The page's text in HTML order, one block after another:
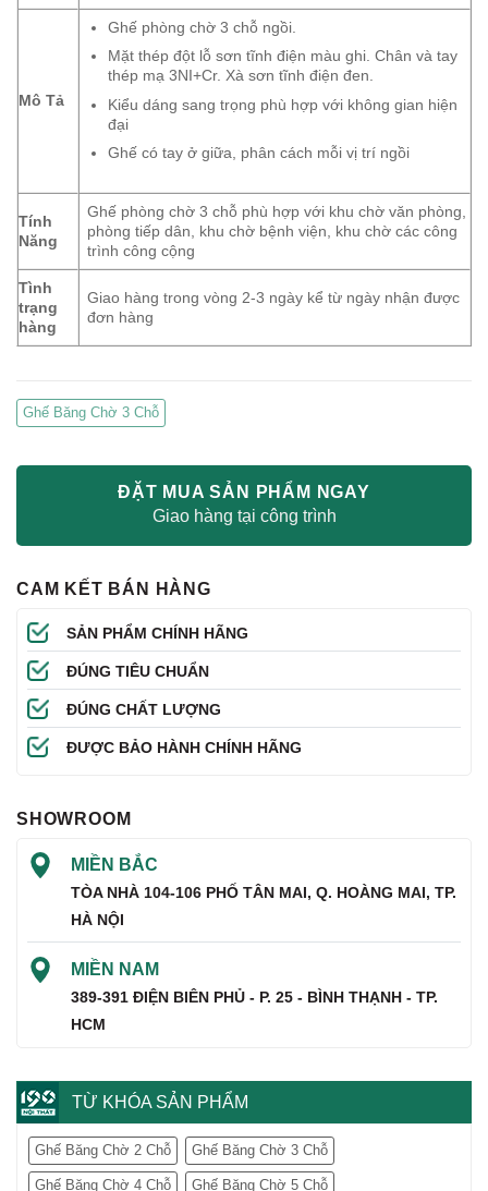
Mô Tả
Ghế phòng chờ 3 chỗ ngồi.
Mặt thép đột lỗ sơn tĩnh điện màu ghi. Chân và tay
thép mạ 3NI+Cr. Xà sơn tĩnh điện đen.
Kiểu dáng sang trọng phù hợp với không gian hiện
đại
Ghế có tay ở giữa, phân cách mỗi vị trí ngồi
Tính
Năng
Ghế phòng chờ 3 chỗ phù hợp với khu chờ văn phòng,
phòng tiếp dân, khu chờ bệnh viện, khu chờ các công
trình công cộng
Tình
trạng
hàng
Giao hàng trong vòng 2-3 ngày kể từ ngày nhận được
đơn hàng
Ghế Băng Chờ 3 Chỗ
ĐẶT MUA SẢN PHẨM NGAY
Giao hàng tại công trình
CAM KẾT BÁN HÀNG
SẢN PHẨM CHÍNH HÃNG
ĐÚNG TIÊU CHUẨN
ĐÚNG CHẤT LƯỢNG
ĐƯỢC BẢO HÀNH CHÍNH HÃNG
SHOWROOM
MIỀN BẮC
TÒA NHÀ 104-106 PHỐ TÂN MAI, Q. HOÀNG MAI, TP.
HÀ NỘI
MIỀN NAM
389-391 ĐIỆN BIÊN PHỦ - P. 25 - BÌNH THẠNH - TP.
HCM
TỪ KHÓA SẢN PHẨM
Ghế Băng Chờ 2 Chỗ Ghế Băng Chờ 3 Chỗ
Ghế Băng Chờ 4 Chỗ Ghế Băng Chờ 5 Chỗ